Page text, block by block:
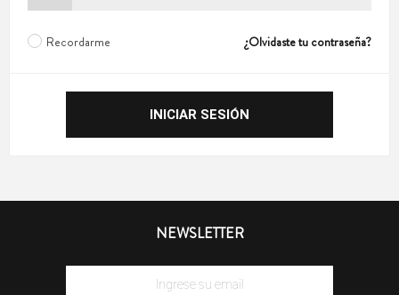
Recordarme ¿Olvidaste tu contraseña?
NEWSLETTER